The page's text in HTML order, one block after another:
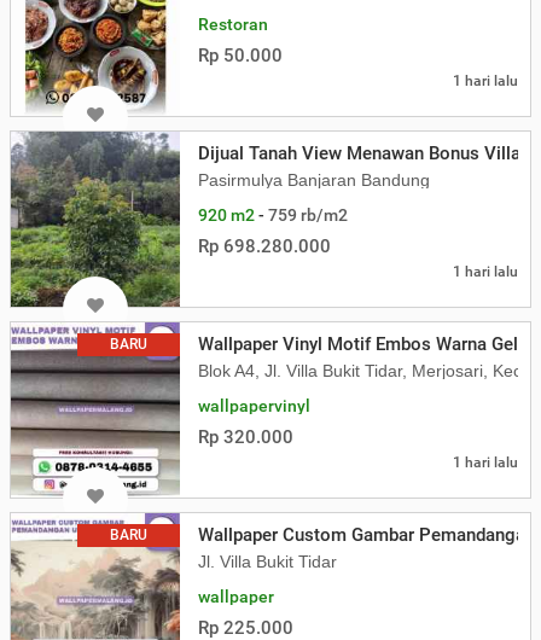
Restoran
Rp 50.000
1 hari lalu
Dijual Tanah View Menawan Bonus Villa
Pasirmulya Banjaran Bandung
920 m2- 759 rb/m2
Rp 698.280.000
1 hari lalu
BARU Wallpaper Vinyl Motif Embos Warna Gelap
Blok A4, Jl. Villa Bukit Tidar, Merjosari, Kec.
wallpapervinyl
Rp 320.000
1 hari lalu
BARU Wallpaper Custom Gambar Pemandangan
Jl. Villa Bukit Tidar
wallpaper
Rp 225.000